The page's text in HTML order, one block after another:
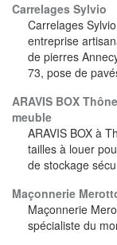
Carrelages Sylvio
Carrelages
entreprise
de pierres
73, pose de
ARAVIS BOX
meuble
ARAVIS BOX à
tailles à louer
de stockage
Maçonnerie
Maçonnerie
spécialiste du